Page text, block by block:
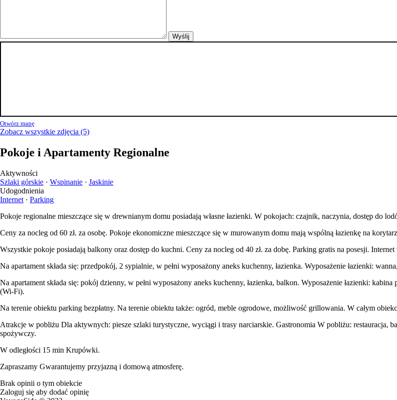
Otwórz mapę
Zobacz wszystkie zdjęcia (5)
Pokoje i Apartamenty Regionalne
Aktywności
Szlaki górskie · Wspinanie · Jaskinie
Udogodnienia
Internet · Parking
Pokoje regionalne mieszczące się w drewnianym domu posiadają własne łazienki. W pokojach: czajnik, naczynia, dostęp do
Ceny za nocleg od 60 zł. za osobę. Pokoje ekonomiczne mieszczące się w murowanym domu mają wspólną łazienkę na
Wszystkie pokoje posiadają balkony oraz dostęp do kuchni. Ceny za nocleg od 40 zł. za dobę. Parking gratis na posesji.
Na apartament składa się: przedpokój, 2 sypialnie, w pełni wyposażony aneks kuchenny, łazienka. Wyposażenie łazienki:
Na apartament składa się: pokój dzienny, w pełni wyposażony aneks kuchenny, łazienka, balkon. Wyposażenie łazienki:
(Wi-Fi).
Na terenie obiektu parking bezpłatny. Na terenie obiektu także: ogród, meble ogrodowe, możliwość grillowania. W całym
Atrakcje w pobliżu Dla aktywnych: piesze szlaki turystyczne, wyciągi i trasy narciarskie. Gastronomia W pobliżu: restauracja,
spożywczy.
W odległości 15 min Krupówki.
Zapraszamy Gwarantujemy przyjazną i domową atmosferę.
Brak opinii o tym obiekcie
Zaloguj się aby dodać opinię